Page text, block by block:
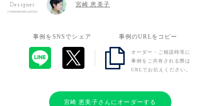
Designer 宮崎 恵美子
事例をSNSでシェア 事例のURLをコピー
オーダー・ご相談時等に
事例をご共有される際は
URLでお伝えください。
宮崎 恵美子さんにオーダーする